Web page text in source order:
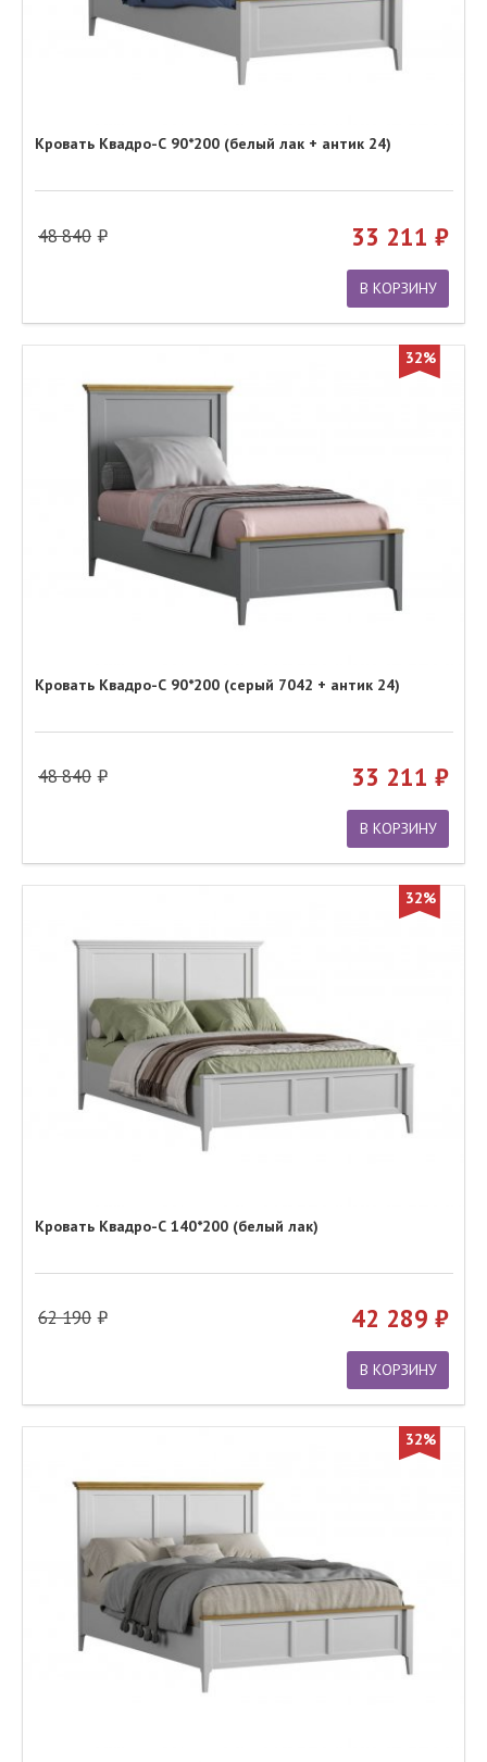
Кровать Квадро-С 90*200 (белый лак + антик 24)
48 840 33 211
В КОРЗИНУ
32%
Кровать Квадро-С 90*200 (серый 7042 + антик 24)
48 840 33 211
В КОРЗИНУ
32%
Кровать Квадро-С 140*200 (белый лак)
62 190 42 289
В КОРЗИНУ
32%